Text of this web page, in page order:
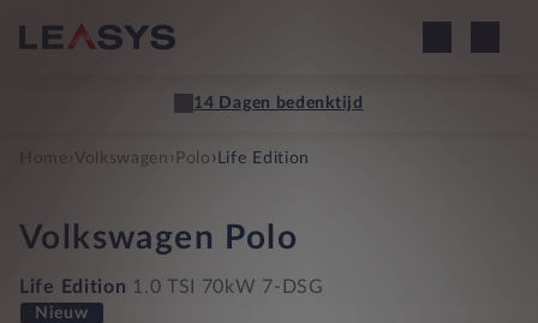
14 Dagen bedenktijd
Home › Volkswagen › Polo › Life Edition
Volkswagen Polo
Life Edition 1.0 TSI 70kW 7-DSG
Nieuw